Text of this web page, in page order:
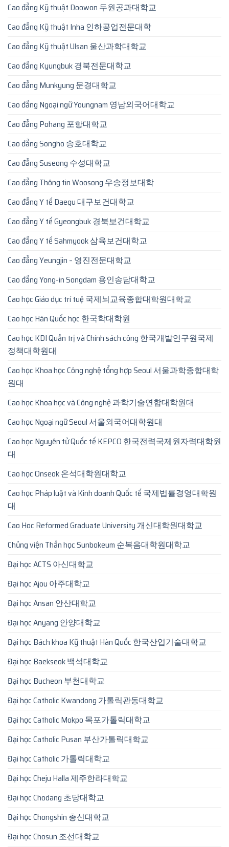
Cao đẳng Kỹ thuật Doowon 두원공과대학교
Cao đẳng Kỹ thuật Inha 인하공업전문대학
Cao đẳng Kỹ thuật Ulsan 울산과학대학교
Cao đẳng Kyungbuk 경북전문대학교
Cao đẳng Munkyung 문경대학교
Cao đẳng Ngoại ngữ Youngnam 영남외국어대학교
Cao đẳng Pohang 포항대학교
Cao đẳng Songho 송호대학교
Cao đẳng Suseong 수성대학교
Cao đẳng Thông tin Woosong 우송정보대학
Cao đẳng Y tế Daegu 대구보건대학교
Cao đẳng Y tế Gyeongbuk 경북보건대학교
Cao đẳng Y tế Sahmyook 삼육보건대학교
Cao đẳng Yeungjin – 영진전문대학교
Cao đẳng Yong-in Songdam 용인송담대학교
Cao học Giáo dục trí tuệ 국제뇌교육종합대학원대학교
Cao học Hàn Quốc học 한국학대학원
Cao học KDI Quản trị và Chính sách công 한국개발연구원국제
정책대학원대
Cao học Khoa học Công nghệ tổng hợp Seoul 서울과학종합대학
원대
Cao học Khoa học và Công nghệ 과학기술연합대학원대
Cao học Ngoại ngữ Seoul 서울외국어대학원대
Cao học Nguyên tử Quốc tế KEPCO 한국전력국제원자력대학원
대
Cao học Onseok 온석대학원대학교
Cao học Pháp luật và Kinh doanh Quốc tế 국제법률경영대학원
대
Cao Hoc Reformed Graduate University 개신대학원대학교
Chủng viện Thần học Sunbokeum 순복음대학원대학교
Đại học ACTS 아신대학교
Đại học Ajou 아주대학교
Đại học Ansan 안산대학교
Đại học Anyang 안양대학교
Đại học Bách khoa Kỹ thuật Hàn Quốc 한국산업기술대학교
Đại học Baekseok 백석대학교
Đại học Bucheon 부천대학교
Đại học Catholic Kwandong 가톨릭관동대학교
Đại học Catholic Mokpo 목포가톨릭대학교
Đại học Catholic Pusan 부산가톨릭대학교
Đại học Catholic 가톨릭대학교
Đại học Cheju Halla 제주한라대학교
Đại học Chodang 초당대학교
Đại học Chongshin 총신대학교
Đại học Chosun 조선대학교